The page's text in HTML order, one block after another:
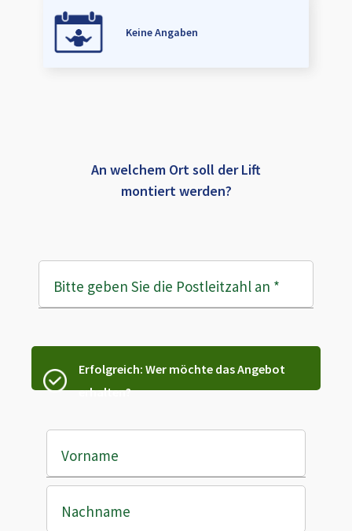
Keine Angaben
An welchem Ort soll der Lift
montiert werden?
Bitte geben Sie die Postleitzahl an *
Erfolgreich: Wer möchte das Angebot
erhalten?
Vorname
Nachname